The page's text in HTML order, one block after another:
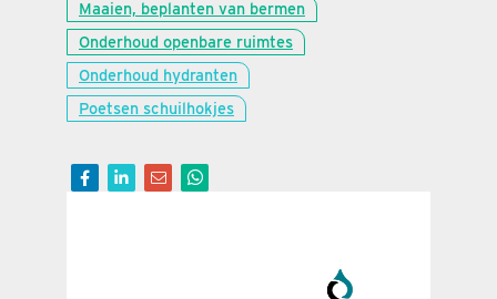
Maaien, beplanten van bermen
Onderhoud openbare ruimtes
Onderhoud hydranten
Poetsen schuilhokjes